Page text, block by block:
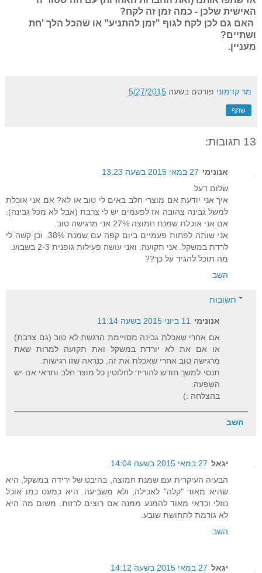
האישית שלכן - כמה זמן זה לקח?
האם גם לכן לקח לגוף "זמן להתניע" או שהכל הלך 'חת
ושתיים?
מעניין.
מר קדמוני פורסם בשעה 5/27/2015
שתף
13 תגובות:
אנונימי 27 במאי 2015 בשעה 13:23
שלום דעל
איך אני יודעת אם מוצרי חלב באים לי טוב או לא? אם אני אוכלת
למשל גבינה צהובה אז לפעמים יש לי צרבת (אבל לא מכל גבינה).
אם אני אוכלת שמנת חמוצה 27% אני מרגישה טוב.
אני שותה לפחות פעמיים ביום קפה עם שמנת 38%. וכן קשה לי
לרדת במשקל. אני תקועה. ואני עושה פעילות גופנית 2-3 בשבוע.
מה תוכל להגיד על כך??
השב
תשובות
אנונימי
11 ביוני 2015 בשעה 11:14
אם אחרי שאכלת גבינה מסויימת הרגשת לא טוב (גם צרבת)
או אם את לא יורדת במשקל ואת תקועה למרות שאת
מרגישה טוב אחרי שאכלת את זה, כנראה שזו רגישות.
תנסי למשך חודש להוריד לחלוטין כל מוצר חלב ותראי אם יש
השפעה.
בהצלחה :)
השב
יגאל 27 במאי 2015 בשעה 14:04
הבעיה העיקרית עם שמנת חמוצה, בהיבט של ירידה במשקל, היא
שהיא מאוד "קלה" לאכילה, ולא משביעה. היא כמעט כמו אוכל
נוזלי וכדאי מאוד להמנע ממנה אם רוצים לרזות. משום מה היא
לא גורמת לתחושת שובע.
השב
יגאל 27 במאי 2015 בשעה 14:12